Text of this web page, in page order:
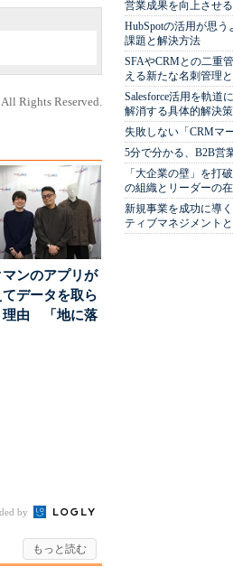
Rights Reserved.
マンのアプリが
てデータを取ら
理由 「地に落
by
営業成果を向上させ
HubSpotの活用が思
課題と解決方法
SFAやCRMとの二重
える新たな名刺管理
Salesforce活用を軌
解消する具体的解決策
失敗しない「CRMマ
5分で分かる、B2B営
「大企業の壁」を打
の組織とリーダーの
新規事業を成功に導
ティブマネジメントと